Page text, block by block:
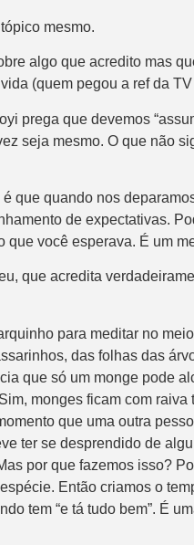
mesmo.
algo que acredito mas
(quem pegou a ref da
prega que devemos
seja mesmo. O que não
que quando nos
de expectativas.
você esperava. É um
que acredita
para meditar no
das folhas das
que só um monge pode
monges ficam com
que uma outra
ter se desprendido de
por que fazemos isso?
Então criamos o
tem “e tá tudo bem”. É